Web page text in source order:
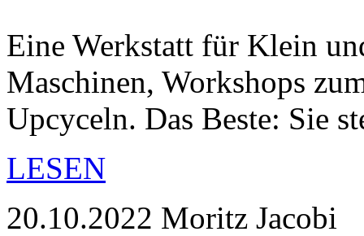
Eine Werkstatt für Klein
Maschinen, Workshops
Upcyceln. Das Beste: Sie
LESEN
20.10.2022 Moritz Jacobi